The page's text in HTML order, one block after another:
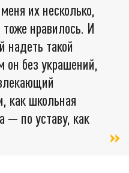
их несколько,
нравилось. И
надеть такой
без украшений,
как школьная
— по уставу, как